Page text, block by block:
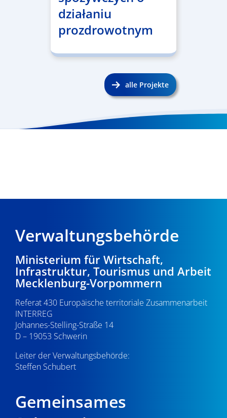
działaniu
prozdrowotnym
alle Projekte
Verwaltungsbehörde
Ministerium für Wirtschaft,
Infrastruktur, Tourismus und Arbeit
Mecklenburg-Vorpommern
Referat 430 Europäische territoriale Zusammenarbeit
INTERREG
Johannes-Stelling-Straße 14
D – 19053 Schwerin
Leiter der Verwaltungsbehörde:
Steffen Schubert
Gemeinsames